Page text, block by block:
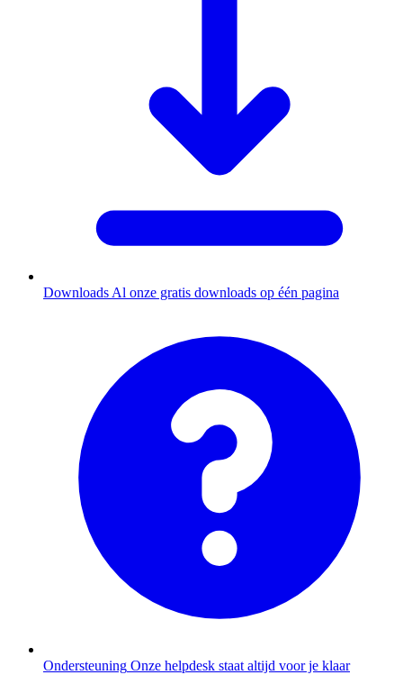
Downloads Al onze gratis downloads op één pagina
Ondersteuning Onze helpdesk staat altijd voor je klaar